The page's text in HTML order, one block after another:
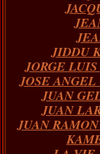
JIDDU
JORGE LUIS
JOSE ANGEL
JUAN
JUAN
JUAN